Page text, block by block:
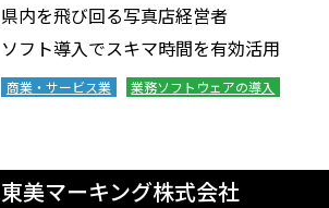
県内を飛び回る写真店経営者
ソフト導入でスキマ時間を有効活用
商業・サービス業 業務ソフトウェアの導入
東美マーキング株式会社